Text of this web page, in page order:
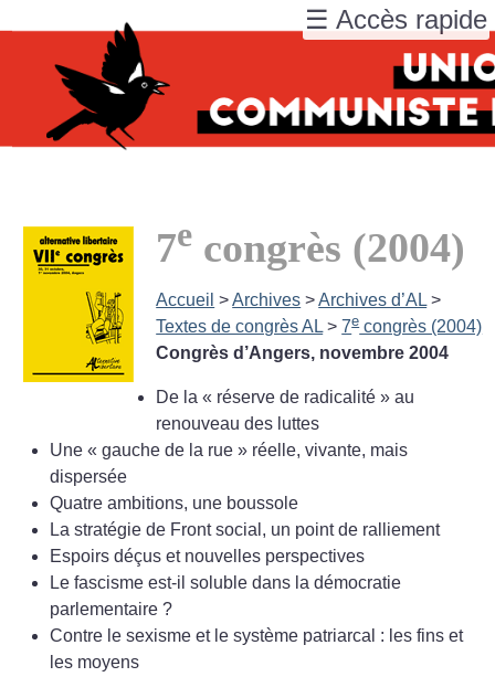
7e congrès (2004)
Accueil >Archives >Archives d’AL >
Textes de congrès AL >7econgrès (2004)
Congrès d’Angers, novembre 2004
De la « réserve de radicalité » au
renouveau des luttes
Une « gauche de la rue » réelle, vivante, mais
dispersée
Quatre ambitions, une boussole
La stratégie de Front social, un point de ralliement
Espoirs déçus et nouvelles perspectives
Le fascisme est-il soluble dans la démocratie
parlementaire ?
Contre le sexisme et le système patriarcal : les fins et
les moyens
☰ Accès rapide